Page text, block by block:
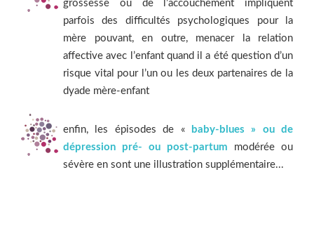
grossesse ou de l’accouchement impliquent
parfois des difficultés psychologiques pour la
mère pouvant, en outre, menacer la relation
affective avec l’enfant quand il a été question d’un
risque vital pour l’un ou les deux partenaires de la
dyade mère-enfant
enfin, les épisodes de «
baby-blues » ou de
dépression pré- ou post-partum modérée ou
sévère en sont une illustration supplémentaire...